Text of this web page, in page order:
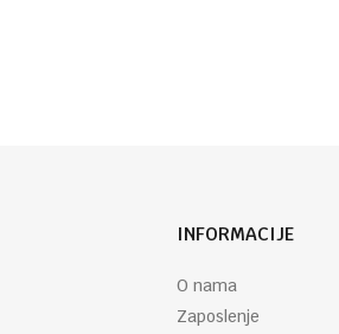
INFORMACIJE
O nama
Zaposlenje